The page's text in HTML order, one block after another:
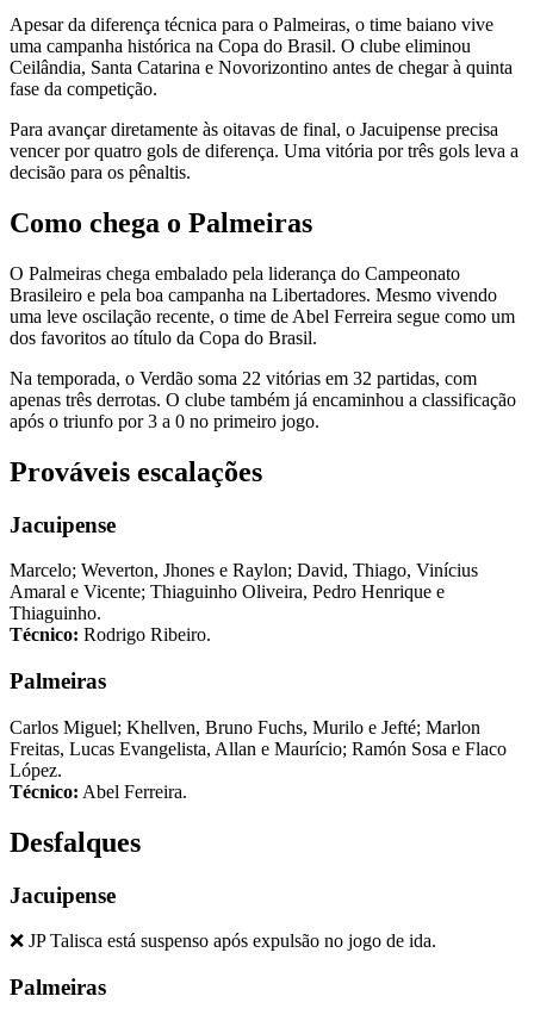
Apesar da diferença técnica para o Palmeiras, o time baiano vive
uma campanha histórica na Copa do Brasil. O clube eliminou
Ceilândia, Santa Catarina e Novorizontino antes de chegar à quinta
fase da competição.
Para avançar diretamente às oitavas de final, o Jacuipense precisa
vencer por quatro gols de diferença. Uma vitória por três gols leva a
decisão para os pênaltis.
Como chega o Palmeiras
O Palmeiras chega embalado pela liderança do Campeonato
Brasileiro e pela boa campanha na Libertadores. Mesmo vivendo
uma leve oscilação recente, o time de Abel Ferreira segue como um
dos favoritos ao título da Copa do Brasil.
Na temporada, o Verdão soma 22 vitórias em 32 partidas, com
apenas três derrotas. O clube também já encaminhou a classificação
após o triunfo por 3 a 0 no primeiro jogo.
Prováveis escalações
Jacuipense
Marcelo; Weverton, Jhones e Raylon; David, Thiago, Vinícius
Amaral e Vicente; Thiaguinho Oliveira, Pedro Henrique e
Thiaguinho.
Técnico: Rodrigo Ribeiro.
Palmeiras
Carlos Miguel; Khellven, Bruno Fuchs, Murilo e Jefté; Marlon
Freitas, Lucas Evangelista, Allan e Maurício; Ramón Sosa e Flaco
López.
Técnico: Abel Ferreira.
Desfalques
Jacuipense
❌ JP Talisca está suspenso após expulsão no jogo de ida.
Palmeiras